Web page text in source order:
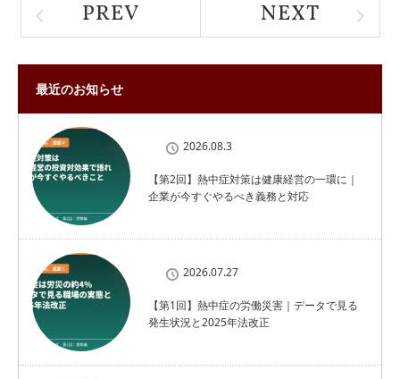
PREV NEXT
最近のお知らせ
2026.08.3
【第2回】熱中症対策は健康経営の一環に｜
企業が今すぐやるべき義務と対応
2026.07.27
【第1回】熱中症の労働災害｜データで見る
発生状況と2025年法改正